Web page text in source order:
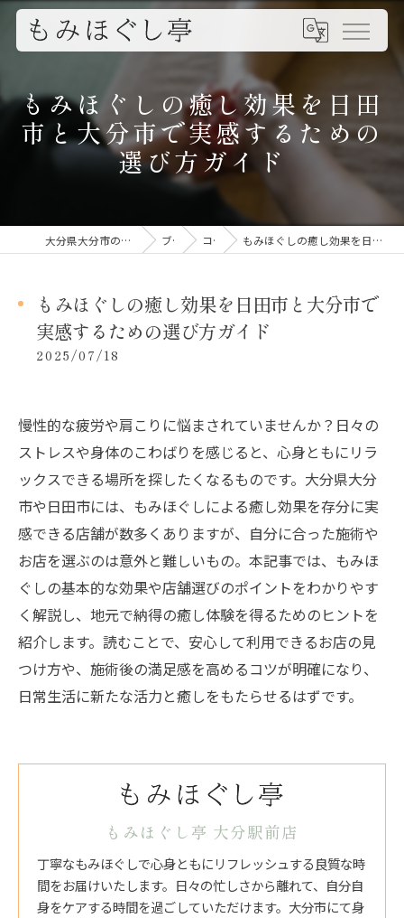
もみほぐしの癒し効果を日田
市と大分市で実感するための
選び方ガイド
大分県大分市のもみほぐしならもみほぐし亭 ブログ コラム もみほぐしの癒し効果を日田市と大分市で実感するための選び方ガイド
もみほぐしの癒し効果を日田市と大分市で
実感するための選び方ガイド
2025/07/18
慢性的な疲労や肩こりに悩まされていませんか？日々の
ストレスや身体のこわばりを感じると、心身ともにリラ
ックスできる場所を探したくなるものです。大分県大分
市や日田市には、もみほぐしによる癒し効果を存分に実
感できる店舗が数多くありますが、自分に合った施術や
お店を選ぶのは意外と難しいもの。本記事では、もみほ
ぐしの基本的な効果や店舗選びのポイントをわかりやす
く解説し、地元で納得の癒し体験を得るためのヒントを
紹介します。読むことで、安心して利用できるお店の見
つけ方や、施術後の満足感を高めるコツが明確になり、
日常生活に新たな活力と癒しをもたらせるはずです。
もみほぐし亭 大分駅前店
丁寧なもみほぐしで心身ともにリフレッシュする良質な時
間をお届けいたします。日々の忙しさから離れて、自分自
身をケアする時間を過ごしていただけます。大分市にて身